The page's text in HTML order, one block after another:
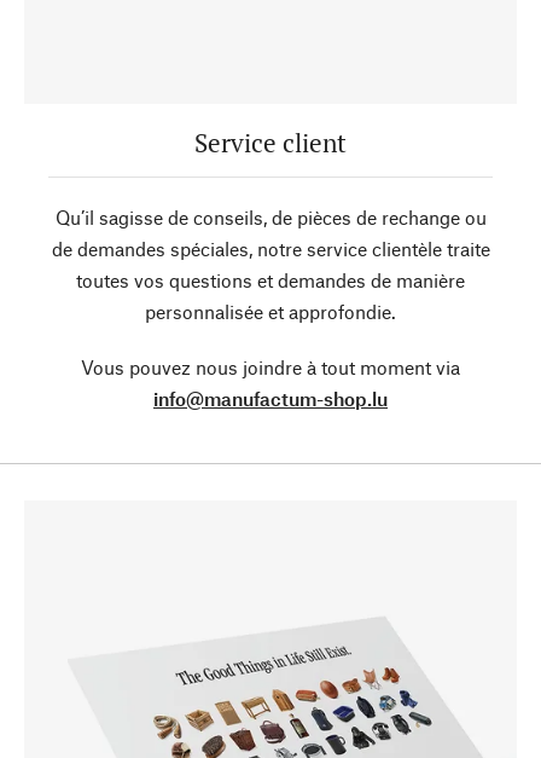
Service client
Qu’il sagisse de conseils, de pièces de rechange ou
de demandes spéciales, notre service clientèle traite
toutes vos questions et demandes de manière
personnalisée et approfondie.
Vous pouvez nous joindre à tout moment via
info@manufactum-shop.lu